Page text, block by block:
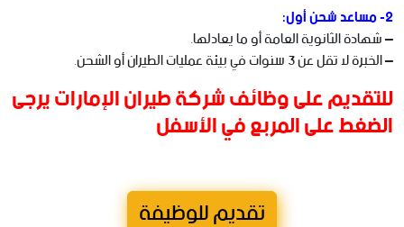
2- مساعد شحن أول:
– شهادة الثانوية العامة أو ما يعادلها.
– الخبرة لا تقل عن 3 سنوات في بيئة عمليات الطيران أو الشحن.
للتقديم على وظائف شركة طيران الإمارات يرجى
الضغط على المربع في الأسفل
تقديم للوظيفة